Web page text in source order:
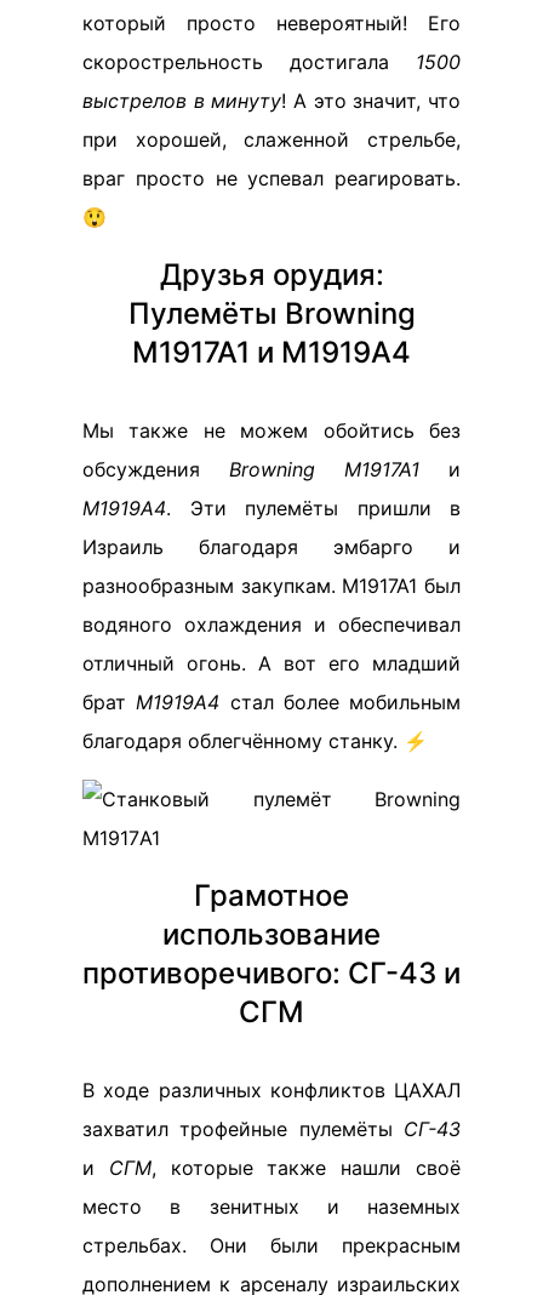
который просто невероятный! Его
скорострельность достигала 1500
выстрелов в минуту! А это значит, что
при хорошей, слаженной стрельбе,
враг просто не успевал реагировать.
😲
Друзья орудия:
Пулемёты Browning
M1917A1 и M1919A4
Мы также не можем обойтись без
обсуждения Browning M1917A1 и
M1919A4. Эти пулемёты пришли в
Израиль благодаря эмбарго и
разнообразным закупкам. M1917A1 был
водяного охлаждения и обеспечивал
отличный огонь. А вот его младший
братM1919A4 стал более мобильным
благодаря облегчённому станку. ⚡️
Грамотное
использование
противоречивого: СГ-43 и
СГМ
В ходе различных конфликтов ЦАХАЛ
захватил трофейные пулемёты СГ-43
и СГМ, которые также нашли своё
место в зенитных и наземных
стрельбах. Они были прекрасным
дополнением к арсеналу израильских